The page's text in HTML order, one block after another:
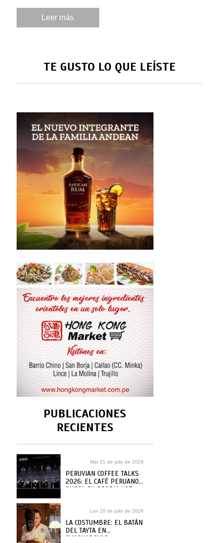
Leer más
TE GUSTO LO QUE LEÍSTE
PUBLICACIONES
RECIENTES
Mar 21 de julio de 2026
PERUVIAN COFFEE TALKS
2026: EL CAFÉ PERUANO
BUSCA SU PROPIA VOZ
Lun 20 de julio de 2026
LA COSTUMBRE: EL BATÁN
DEL TAYTA EN
CHACHAPOYAS